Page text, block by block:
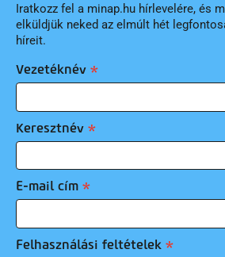
Iratkozz fel a minap.hu hírlevelére, és
elküldjük neked az elmúlt hét
híreit.
Vezetéknév
Keresztnév
E-mail cím
Felhasználási feltételek